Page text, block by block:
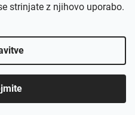
strinjate z njihovo uporabo.